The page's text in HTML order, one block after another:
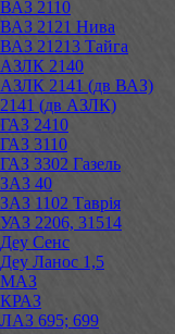
ВАЗ 2110
ВАЗ 2121 Нива
ВАЗ 21213 Тайга
АЗЛК 2140
АЗЛК 2141 (дв ВАЗ)
2141 (дв АЗЛК)
ГАЗ 2410
ГАЗ 3110
ГАЗ 3302 Газель
ЗАЗ 40
ЗАЗ 1102 Таврія
УАЗ 2206, 31514
Деу Сенс
Деу Ланос 1,5
МАЗ
КРАЗ
ЛАЗ 695; 699